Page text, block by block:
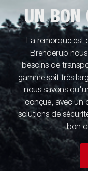
UN BON
La remorque est
Brenderup
besoins de
gamme soit très
nous savons
conçue, avec un
solutions de
bon